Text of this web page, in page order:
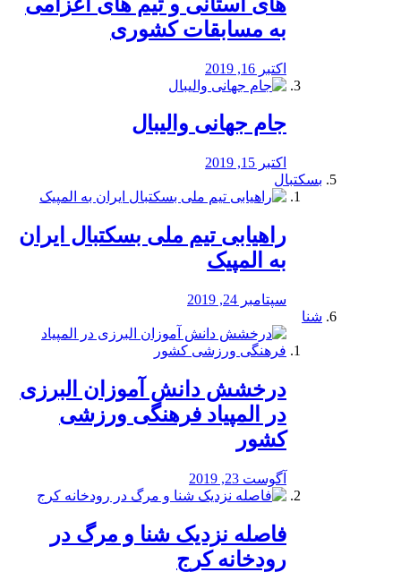
به مسابقات کشوری
اکتبر 16, 2019
جام جهانی والیبال
اکتبر 15, 2019
بسکتبال
راهیابی تیم ملی بسکتبال ایران
به المپیک
سپتامبر 24, 2019
شنا
درخشش دانش آموزان البرزی
در المپیاد فرهنگی ورزشی
کشور
آگوست 23, 2019
️فاصله نزدیک شنا و مرگ در
رودخانه کرج